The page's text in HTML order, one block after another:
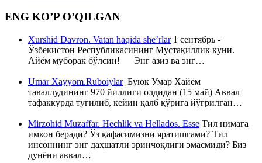
ENG KO’P O’QILGAN
Xurshid Davron. Vatan haqida she’rlar1 сентябрь -
Ўзбекистон Республикасининг Мустақиллик куни.
Айём муборак бўлсин! Энг азиз ва энг…
Umar Xayyom.RuboiylarБуюк Умар Хайём
таваллудининг 970 йиллиги олдидан (15 май) Аввал
тафаккурда туғилиб, кейин қалб қўрига йўғрилган…
Mirzohid Muzaffar. Hechlik va Hellados. Esse Тил нимага
имкон беради? Ўз қафасимизни яратишгами? Тил
инсоннинг энг даҳшатли эринчоқлиги эмасмиди? Биз
дунёни аввал…